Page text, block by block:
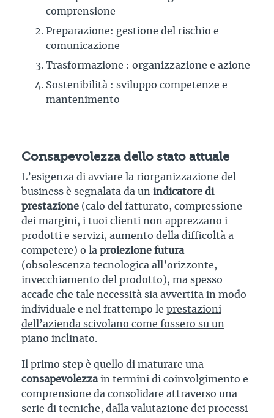
comprensione
Preparazione: gestione del rischio e
comunicazione
Trasformazione : organizzazione e azione
Sostenibilità : sviluppo competenze e
mantenimento
Consapevolezza dello stato attuale
L’esigenza di avviare la riorganizzazione del
business è segnalata da un indicatore di
prestazione (calo del fatturato, compressione
dei margini, i tuoi clienti non apprezzano i
prodotti e servizi, aumento della difficoltà a
competere) o la proiezione futura
(obsolescenza tecnologica all’orizzonte,
invecchiamento del prodotto), ma spesso
accade che tale necessità sia avvertita in modo
individuale e nel frattempo le prestazioni
dell’azienda scivolano come fossero su un
piano inclinato.
Il primo step è quello di maturare una
consapevolezzain termini di coinvolgimento e
comprensione da consolidare attraverso una
serie di tecniche, dalla valutazione dei processi